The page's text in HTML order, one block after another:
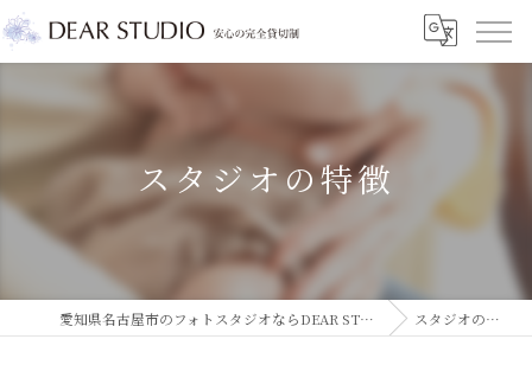
スタジオの特徴
愛知県名古屋市のフォトスタジオならDEAR STUDIO スタジオの特徴